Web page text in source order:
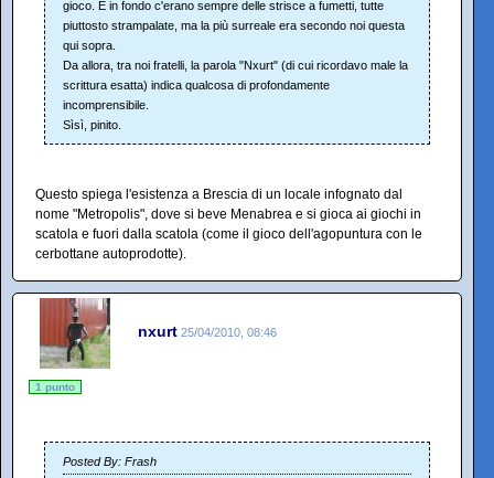
gioco. E in fondo c'erano sempre delle strisce a fumetti, tutte
piuttosto strampalate, ma la più surreale era secondo noi questa
qui sopra.
Da allora, tra noi fratelli, la parola "Nxurt" (di cui ricordavo male la
scrittura esatta) indica qualcosa di profondamente
incomprensibile.
Sìsì, pinito.
Questo spiega l'esistenza a Brescia di un locale infognato dal
nome "Metropolis", dove si beve Menabrea e si gioca ai giochi in
scatola e fuori dalla scatola (come il gioco dell'agopuntura con le
cerbottane autoprodotte).
nxurt 25/04/2010, 08:46
1 punto
Posted By: Frash